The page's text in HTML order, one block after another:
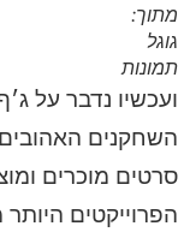
מתוך:
גוגל
תמונות
ועכשיו נדבר על
השחקנים
סרטים מוכרים
הפרוייקטים